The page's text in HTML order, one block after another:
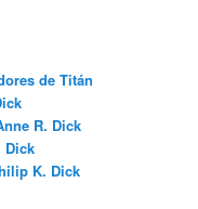
de Titán
R. Dick
Dick
K. Dick